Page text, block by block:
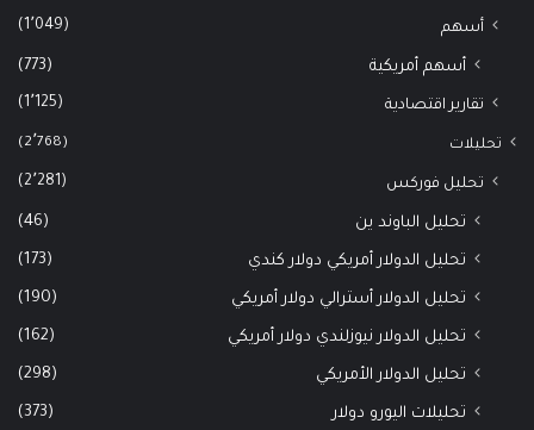
أسهم (1٬049)
أسهم أمريكية (773)
تقارير اقتصادية (1٬125)
تحليلات (2٬768)
تحليل فوركس (2٬281)
تحليل الباوند ين (46)
تحليل الدولار أمريكي دولار كندي (173)
تحليل الدولار أسترالي دولار أمريكي (190)
تحليل الدولار نيوزلندي دولار أمريكي (162)
تحليل الدولار الأمريكي (298)
تحليلات اليورو دولار (373)